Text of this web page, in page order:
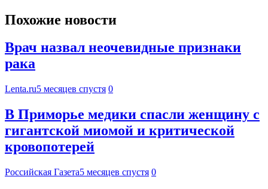
Похожие новости
Врач назвал неочевидные признаки
рака
Lenta.ru5 месяцев спустя 0
В Приморье медики спасли женщину с
гигантской миомой и критической
кровопотерей
Российская Газета5 месяцев спустя 0